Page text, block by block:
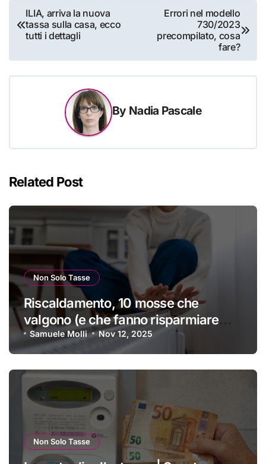
Navigazione
articoli
ILIA, arriva la nuova
tassa sulla casa, ecco
tutti i dettagli
Errori nel modello
730/2023
precompilato, cosa
fare?
By Nadia Pascale
Related Post
Non Solo Tasse
Riscaldamento, 10 mosse che
valgono (e che fanno risparmiare
tanti soldini) | I trucchi migliori per
passare un inverno spettacolare
Samuele Molli Nov 12, 2025
Non Solo Tasse